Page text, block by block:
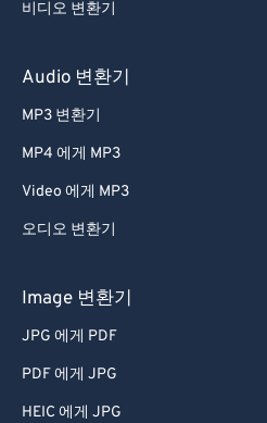
비디오 변환기
Audio 변환기
MP3 변환기
MP4 에게 MP3
Video 에게 MP3
오디오 변환기
Image 변환기
JPG 에게 PDF
PDF 에게 JPG
HEIC 에게 JPG